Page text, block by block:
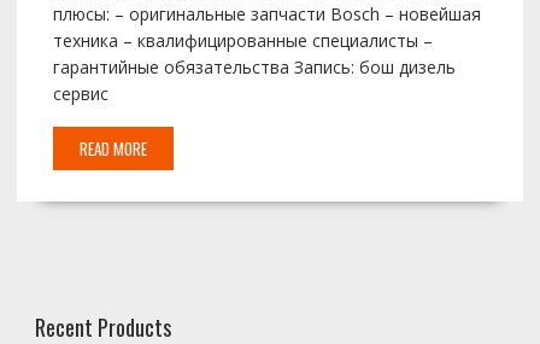
плюсы: – оригинальные запчасти Bosch – новейшая
техника – квалифицированные специалисты –
гарантийные обязательства Запись: бош дизель
сервис
READ MORE
Recent Products